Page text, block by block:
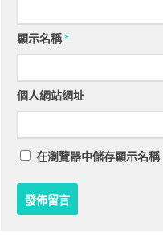
顯示名稱*
個人網站網址
在瀏覽器中儲存顯示名